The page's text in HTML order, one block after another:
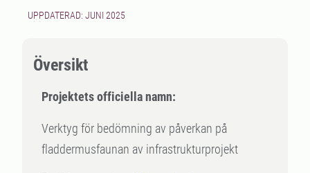
UPPDATERAD: JUNI 2025
Översikt
Projektets officiella namn:
Verktyg för bedömning av påverkan på
fladdermusfaunan av infrastrukturprojekt